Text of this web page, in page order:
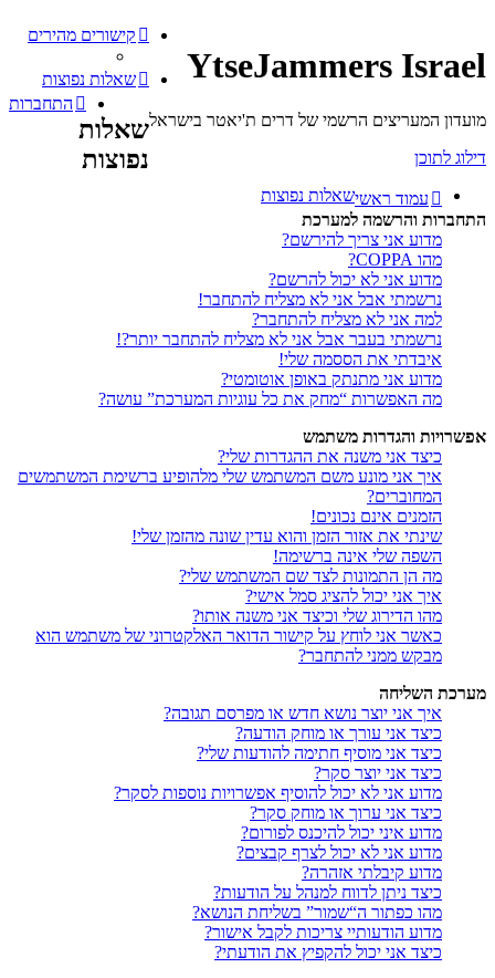
YtseJammers Israel
מועדון המעריצים הרשמי של דרים ת'יאטר בישראל
דילוג לתוכן
קישורים מהירים
שאלות נפוצות
התחברות
עמוד ראשישאלות נפוצות
שאלות
נפוצות
התחברות והרשמה למערכת
מדוע אני צריך להירשם?
מהו COPPA?
מדוע אני לא יכול להרשם?
נרשמתי אבל אני לא מצליח להתחבר!
למה אני לא מצליח להתחבר?
נרשמתי בעבר אבל אני לא מצליח להתחבר יותר?!
איבדתי את הססמה שלי!
מדוע אני מתנתק באופן אוטומטי?
מה האפשרות “מחק את כל עוגיות המערכת” עושה?
אפשרויות והגדרות משתמש
כיצד אני משנה את ההגדרות שלי?
איך אני מונע משם המשתמש שלי מלהופיע ברשימת המשתמשים
המחוברים?
הזמנים אינם נכונים!
שינתי את אזור הזמן והוא עדין שונה מהזמן שלי!
השפה שלי אינה ברשימה!
מה הן התמונות לצד שם המשתמש שלי?
איך אני יכול להציג סמל אישי?
מהו הדירוג שלי וכיצד אני משנה אותו?
כאשר אני לוחץ על קישור הדואר האלקטרוני של משתמש הוא
מבקש ממני להתחבר?
מערכת השליחה
איך אני יוצר נושא חדש או מפרסם תגובה?
כיצד אני עורך או מוחק הודעה?
כיצד אני מוסיף חתימה להודעות שלי?
כיצד אני יוצר סקר?
מדוע אני לא יכול להוסיף אפשרויות נוספות לסקר?
כיצד אני ערוך או מוחק סקר?
מדוע איני יכול להיכנס לפורום?
מדוע אני לא יכול לצרף קבצים?
מדוע קיבלתי אזהרה?
כיצד ניתן לדווח למנהל על הודעות?
מהו כפתור ה“שמור” בשליחת הנושא?
מדוע הודעותיי צריכות לקבל אישור?
כיצד אני יכול להקפיץ את הודעתי?